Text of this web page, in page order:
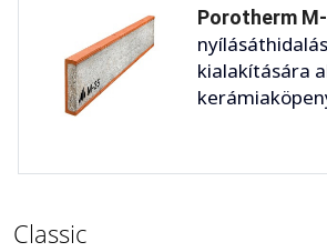
Porotherm
kialakítására
Classic